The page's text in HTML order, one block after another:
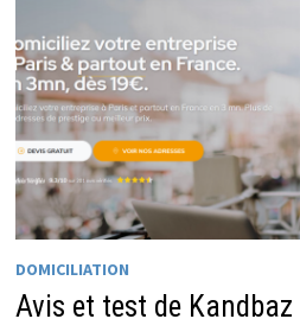
DOMICILIATION
Avis et test de Kandbaz